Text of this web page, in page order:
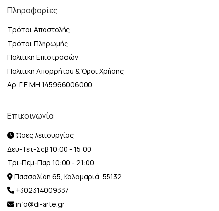
Πληροφορίες
Τρόποι Αποστολής
Τρόποι Πληρωμής
Πολιτική Επιστροφών
Πολιτική Απορρήτου & Όροι Χρήσης
Αρ. Γ.Ε.ΜΗ 145966006000
Επικοινωνία
Ώρες λειτουργίας
Δευ-Τετ-Σαβ 10:00 - 15:00
Τρι-Πεμ-Παρ 10:00 - 21:00
Πασσαλίδη 65, Καλαμαριά, 55132
+302314009337
info@di-arte.gr